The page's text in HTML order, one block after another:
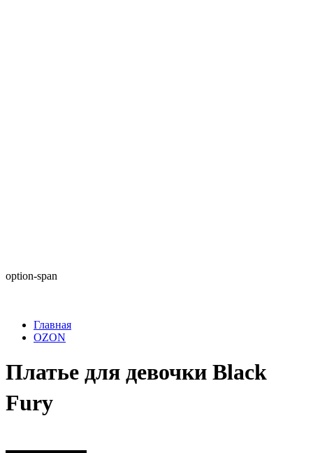
option-span
Главная
OZON
Платье для девочки Black
Fury